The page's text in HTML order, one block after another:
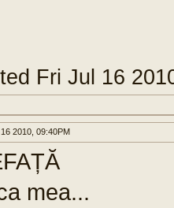
Fri Jul 16
2010, 09:40PM
mea...